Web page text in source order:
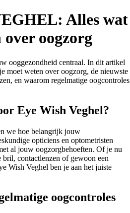
Alles wat
oogzorg
ooggezondheid centraal. In dit artikel
moet weten over oogzorg, de nieuwste
en waarom regelmatige oogcontroles
Eye Wish Veghel?
we hoe belangrijk jouw
opticiens en optometristen
al jouw oogzorgbehoeften. Of je nu
bril, contactlenzen of gewoon een
Wish Veghel ben je aan het juiste
oogcontroles